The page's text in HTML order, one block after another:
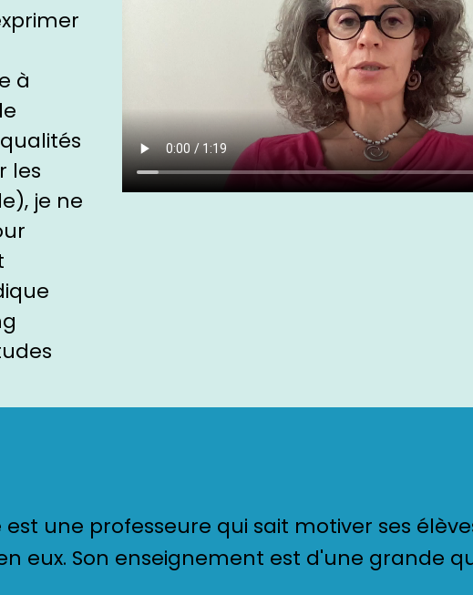
à
les
je ne
est une professeure qui sait motiver ses
eux. Son enseignement est d'une grande